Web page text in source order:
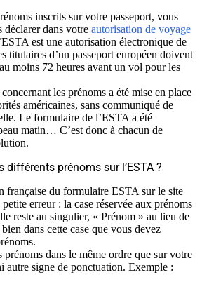
inscrits sur votre passeport, vous
déclarer dans votre autorisation de voyage
est une autorisation électronique de
titulaires d’un passeport européen doivent
moins 72 heures avant un vol pour les
les prénoms a été mise en place
américaines, sans communiqué de
Le formulaire de l’ESTA a été
matin… C’est donc à chacun de
différents prénoms sur l’ESTA ?
française du formulaire ESTA sur le site
erreur : la case réservée aux prénoms
reste au singulier, « Prénom » au lieu de
dans cette case que vous devez
dans le même ordre que sur votre
autre signe de ponctuation. Exemple :